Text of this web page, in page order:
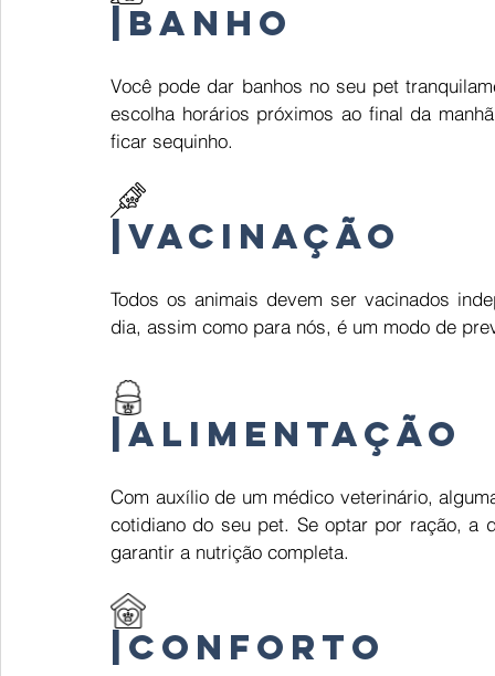
|Banho
Você pode dar banhos no seu pet
escolha horários próximos ao final da
ficar sequinho.
Vacinação
Todos os animais devem ser vacinados
dia, assim como para nós, é um modo de
Alimentação
Com auxílio de um médico veterinário,
cotidiano do seu pet. Se optar por ração, a
garantir a nutrição completa.
Conforto